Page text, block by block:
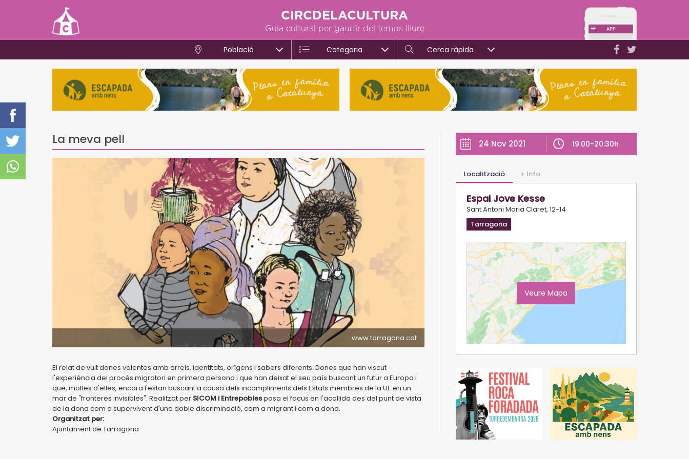
CIRCDELACULTURA
Guia cultural per gaudir del temps lliure
Població Categoria Cerca ràpida
La meva pell
www.tarragona.cat
El relat de vuit dones valentes amb arrels, identitats, orígens i sabers diferents. Dones que han viscut
l'experiència del procés migratori en primera persona i que han deixat el seu país buscant un futur a Europa i
que, moltes d'elles, encara l'estan buscant a causa dels incompliments dels Estats membres de la UE en un
mar de "fronteres invisibles". Realitzat per SICOM i Entrepoblesposa el focus en l'acollida des del punt de vista
de la dona com a supervivent d'una doble discriminació, com a migrant i com a dona.
Organitzat per:
Ajuntament de Tarragona
24 Nov 2021 19:00-20:30h
Localització + Info
Espai Jove Kesse
Sant Antoni Maria Claret, 12-14
Tarragona
Veure Mapa